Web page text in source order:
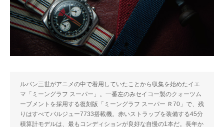
ルパン三世がアニメの中で着用していたことから収集を始めたイエ
マ「ミーングラフ スーパー」。一番左のみセイコー製のクォーツム
ーブメントを採用する復刻版「ミーングラフ スーパー Ｒ70」で、残
りはすべてバルジュー7733搭載機。赤いストラップを装備する45分
積算計モデルは、最もコンディションが良好な自慢の1本だ。長年か